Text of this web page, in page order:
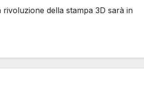
della stampa 3D sarà in